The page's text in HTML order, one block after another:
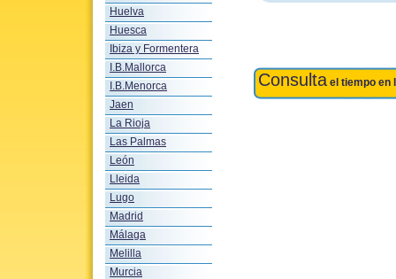
Huelva
Huesca
Ibiza y Formentera
I.B.Mallorca
I.B.Menorca
Jaen
La Rioja
Las Palmas
León
Lleida
Lugo
Madrid
Málaga
Melilla
Murcia
Consulta el tiempo en